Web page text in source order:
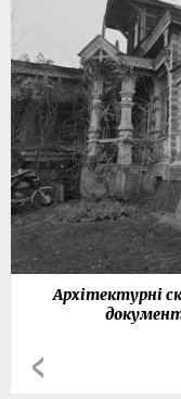
Архітектурні